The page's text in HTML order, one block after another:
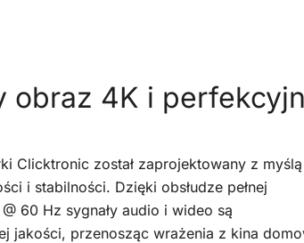
obraz 4K i
Clicktronic został zaprojektowany z
i stabilności. Dzięki obsłudze pełnej
60 Hz sygnały audio i wideo są
jakości, przenosząc wrażenia z kina